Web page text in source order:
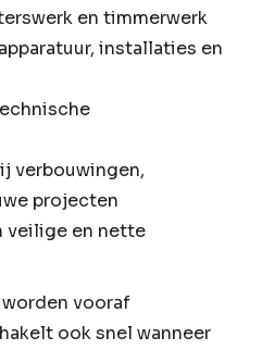
en timmerwerk
installaties en
verbouwingen,
projecten
veilige en nette
worden vooraf
ook snel wanneer